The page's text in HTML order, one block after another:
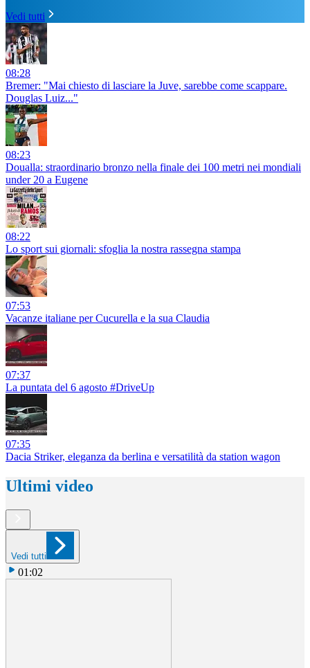
Vedi tutti
08:28
Bremer: "Mai chiesto di lasciare la Juve, sarebbe come scappare.
Douglas Luiz..."
08:23
Doualla: straordinario bronzo nella finale dei 100 metri nei mondiali
under 20 a Eugene
08:22
Lo sport sui giornali: sfoglia la nostra rassegna stampa
07:53
Vacanze italiane per Cucurella e la sua Claudia
07:37
La puntata del 6 agosto #DriveUp
07:35
Dacia Striker, eleganza da berlina e versatilità da station wagon
Ultimi video
Vedi tutti
01:02